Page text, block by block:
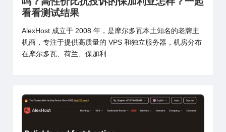
看看测试结果
AlexHost 成立于 2008 年，是摩尔多瓦本土知名的老牌主
机商，专注于提供高质量的 VPS 和独立服务器，机房分布
在摩尔多瓦、荷兰、保加利…